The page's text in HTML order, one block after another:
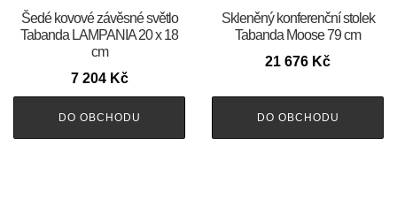
Šedé kovové závěsné světlo
Tabanda LAMPANIA 20 x 18
cm
7 204 Kč
DO OBCHODU
Skleněný konferenční stolek
Tabanda Moose 79 cm
21 676 Kč
DO OBCHODU